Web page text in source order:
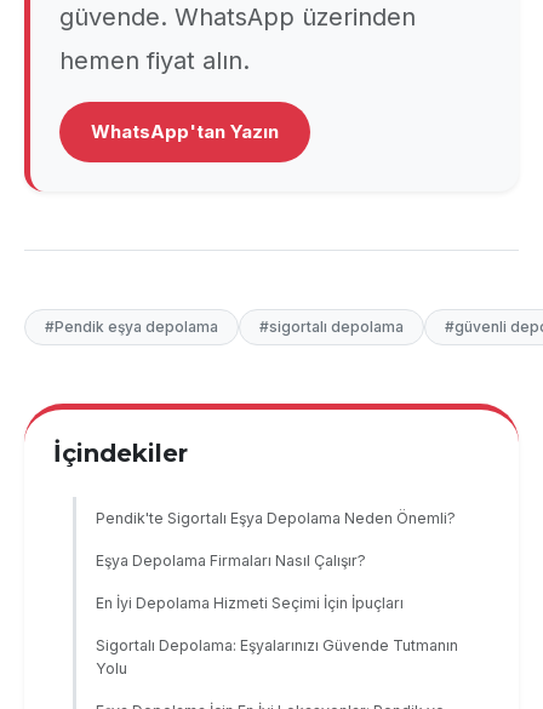
güvende. WhatsApp üzerinden
hemen fiyat alın.
WhatsApp'tan Yazın
#Pendik eşya depolama #sigortalı depolama #güvenli
İçindekiler
Pendik'te Sigortalı Eşya Depolama Neden Önemli?
Eşya Depolama Firmaları Nasıl Çalışır?
En İyi Depolama Hizmeti Seçimi İçin İpuçları
Sigortalı Depolama: Eşyalarınızı Güvende Tutmanın
Yolu